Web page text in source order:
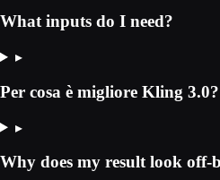
What inputs do I need?
▸
Per cosa è migliore Kling 3.0?
▸
Why does my result look off-